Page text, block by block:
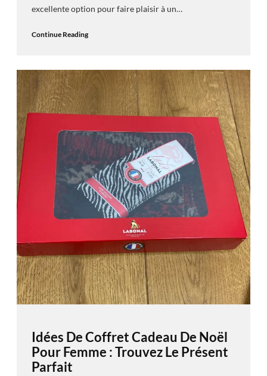
excellente option pour faire plaisir à un…
Continue Reading
Idées De Coffret Cadeau De Noël
Pour Femme : Trouvez Le Présent
Parfait